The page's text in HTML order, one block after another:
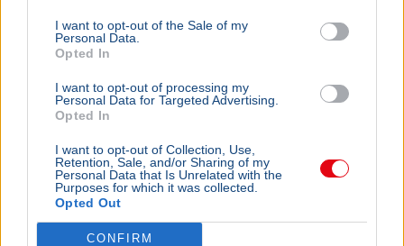
I want to opt-out of the Sale of my
Personal Data.
Opted In
I want to opt-out of processing my
Personal Data for Targeted Advertising.
Opted In
I want to opt-out of Collection, Use,
Retention, Sale, and/or Sharing of my
Personal Data that Is Unrelated with the
Purposes for which it was collected.
Opted Out
CONFIRM